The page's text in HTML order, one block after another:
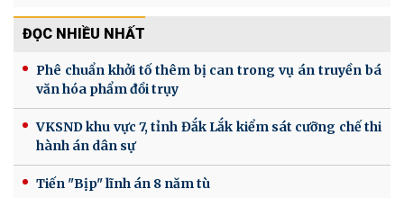
ĐỌC NHIỀU NHẤT
Phê chuẩn khởi tố thêm bị can trong vụ án truyền bá
văn hóa phẩm đồi trụy
VKSND khu vực 7, tỉnh Đắk Lắk kiểm sát cưỡng chế thi
hành án dân sự
Tiến "Bịp" lĩnh án 8 năm tù